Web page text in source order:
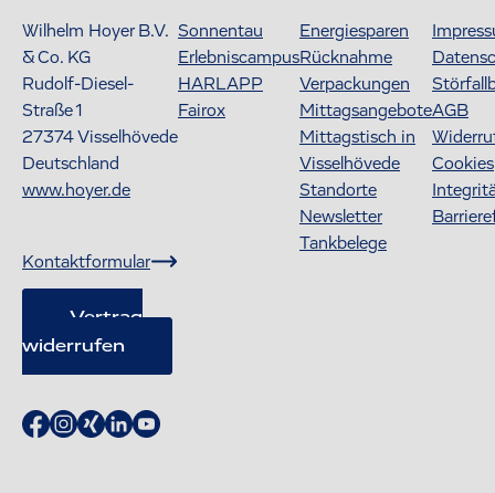
Wilhelm Hoyer B.V.
& Co. KG
Rudolf-Diesel-
Straße 1
27374Visselhövede
Deutschland
www.hoyer.de
Kontaktformular
Vertrag
widerrufen
Sonnentau
Erlebniscampus
HARLAPP
Fairox
Energiesparen
Rücknahme
Verpackungen
Mittagsangebote
Mittagstisch in
Visselhövede
Standorte
Newsletter
Tankbelege
AGB
Cookies